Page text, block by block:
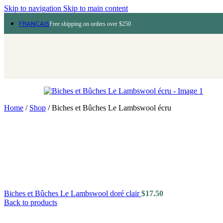
Skip to navigation Skip to main content
FRANÇAISFree shipping on orders over $250
Home / Shop /Biches et Bûches Le Lambswool écru
Biches et Bûches Le Lambswool doré clair$17.50
Back to products